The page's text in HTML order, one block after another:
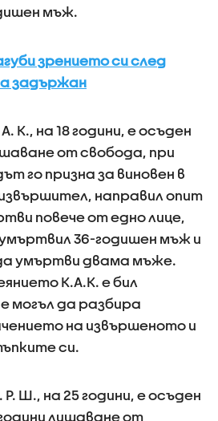
мъж.
зрението си след
задържан
К., на 18 години, е осъден
от свобода, при
го призна за виновен в
направил опит
повече от едно лице,
36-годишен мъж и
умъртви двама мъже.
К.А.К. е бил
могъл да разбира
на извършеното и
си.
Ш., на 25 години, е осъден
лишаване от